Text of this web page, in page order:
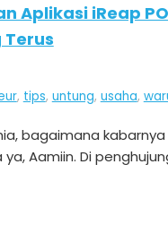
Aplikasi iReap
, tips, untung, usaha,
bagaimana
Aamiin. Di